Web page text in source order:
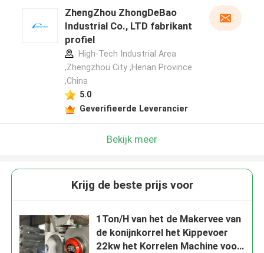
ZhengZhou ZhongDeBao
Industrial Co., LTD fabrikant
profiel
High-Tech Industrial Area
,Zhengzhou City ,Henan Province
,China
5.0
Geverifieerde Leverancier
Bekijk meer
Krijg de beste prijs voor
1Ton/H van het de Makervee van
de konijnkorrel het Kippevoer
22kw het Korrelen Machine voor